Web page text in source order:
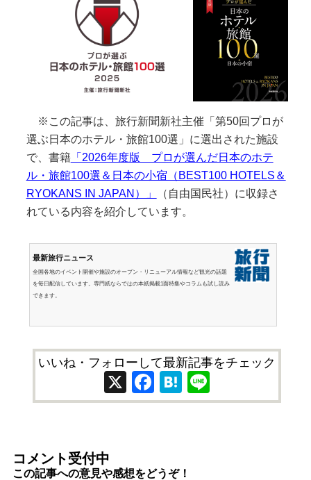
※この記事は、旅行新聞新社主催「第50回プロが
選ぶ日本のホテル・旅館100選」に選出された施設
で、書籍「2026年度版 プロが選んだ日本のホテ
ル・旅館100選＆日本の小宿（BEST100 HOTELS＆
RYOKANS IN JAPAN）」
（自由国民社）に収録さ
れている内容を紹介しています。
最新旅行ニュース
全国各地のイベント開催や施設のオープン・リニューアル情報など観光の話題
を毎日配信しています。専門紙ならではの本紙掲載1面特集やコラムも試し読み
できます。
いいね・フォローして最新記事をチェック
X Facebook
Hatena
コメント受付中
この記事への意見や感想をどうぞ！